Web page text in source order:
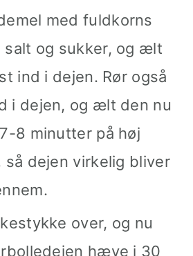
med fuldkorns
salt og sukker, og ælt
ind i dejen. Rør også
i dejen, og ælt den nu
8 minutter på høj
så dejen virkelig bliver
over, og nu
hæve i 30